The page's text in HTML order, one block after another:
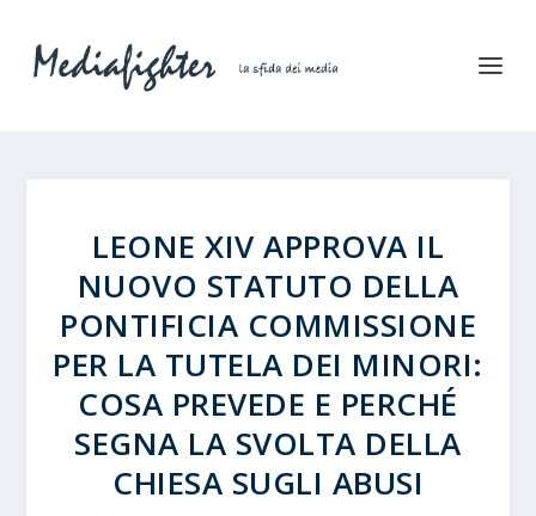
LEONE XIV APPROVA IL
NUOVO STATUTO DELLA
PONTIFICIA COMMISSIONE
PER LA TUTELA DEI MINORI:
COSA PREVEDE E PERCHÉ
SEGNA LA SVOLTA DELLA
CHIESA SUGLI ABUSI